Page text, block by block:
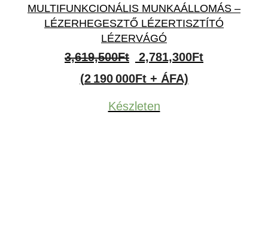
MULTIFUNKCIONÁLIS MUNKAÁLLOMÁS –
LÉZERHEGESZTŐ LÉZERTISZTÍTÓ
LÉZERVÁGÓ
3,619,500Ft
Original
price
was:
2,781,300FtCurrent
(2 190 000Ft + ÁFA)
Készleten